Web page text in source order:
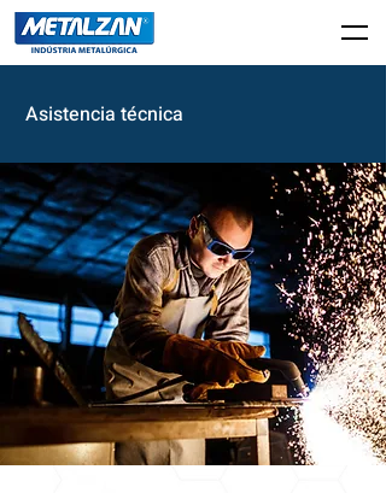
Asistencia técnica